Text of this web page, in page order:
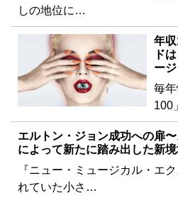
しの地位に…
年
ド
ー
毎
100
エルトン・ジョン成功への扉
によって新たに踏み出した新
『ニュー・ミュージカル・エ
れていた小さ…